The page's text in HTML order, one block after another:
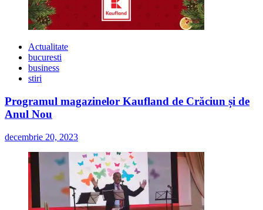
Actualitate
bucuresti
business
stiri
Programul magazinelor Kaufland de Crăciun și de
Anul Nou
decembrie 20, 2023